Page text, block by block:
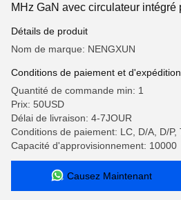
MHz GaN avec circulateur intégré
Détails de produit
Nom de marque: NENGXUN
Conditions de paiement et d'expédition
Quantité de commande min: 1
Prix: 50USD
Délai de livraison: 4-7JOUR
Conditions de paiement: LC, D/A, D/P,
Capacité d'approvisionnement: 10000
Causez Maintenant